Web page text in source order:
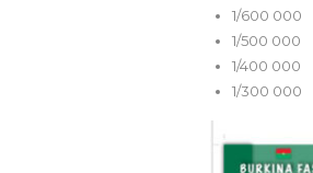
1/600 000
1/500 000
1/400 000
1/300 000